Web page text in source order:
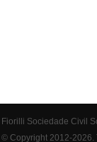
Fiorilli Sociedade Civil
© Copyright 2012-2026.